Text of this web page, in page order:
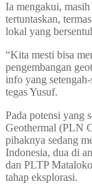
Ia mengakui,
tertuntaskan,
lokal yang
“Kita mesti bisa
pengembangan
info yang
tegas Yusuf.
Pada potensi yang
Geothermal (PLN
pihaknya sedang
Indonesia, dua di
dan PLTP
tahap eksplorasi.